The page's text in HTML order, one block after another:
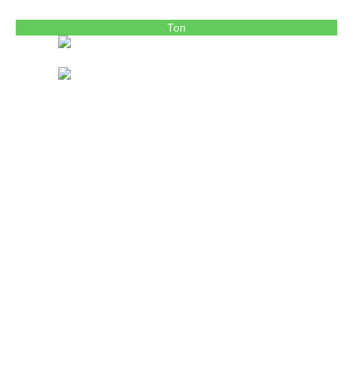
Топ